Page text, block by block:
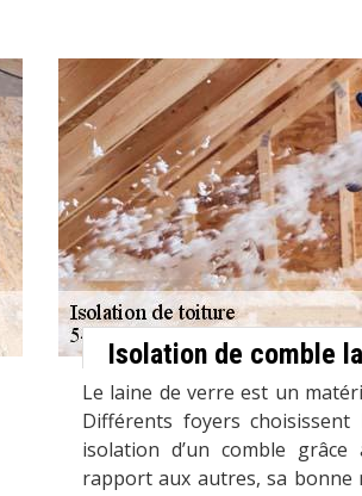
Isolation de comble
Le laine de verre est un
Différents foyers
isolation d’un comble
rapport aux autres, sa